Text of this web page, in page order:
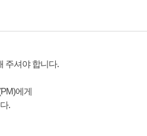
주셔야 합니다.
에게
.